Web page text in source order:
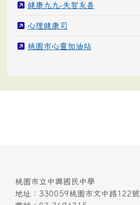
健康九九-失智友善
心理健康司
桃園市心靈加油站
桃園市立中興國民中學
地址：330059桃園市文中路122號